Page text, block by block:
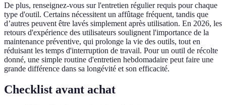
De plus, renseignez-vous sur l'entretien régulier requis pour chaque
type d'outil. Certains nécessitent un affûtage fréquent, tandis que
d’autres peuvent être lavés simplement après utilisation. En 2026, les
retours d'expérience des utilisateurs soulignent l'importance de la
maintenance préventive, qui prolonge la vie des outils, tout en
réduisant les temps d'interruption de travail. Pour un outil de récolte
donné, une simple routine d'entretien hebdomadaire peut faire une
grande différence dans sa longévité et son efficacité.
Checklist avant achat